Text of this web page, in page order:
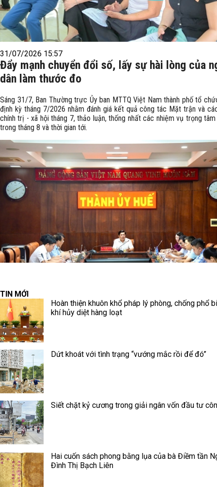
31/07/2026 15:57
Đẩy mạnh chuyển đổi số, lấy sự hài lòng của
dân làm thước đo
Sáng 31/7, Ban Thường trực Ủy ban MTTQ Việt Nam thành phố tổ
định kỳ tháng 7/2026 nhằm đánh giá kết quả công tác Mặt trận và
chính trị - xã hội tháng 7, thảo luận, thống nhất các nhiệm vụ trọng
trong tháng 8 và thời gian tới.
TIN MỚI
Hoàn thiện khuôn khổ pháp lý phòng, chống phổ
khí hủy diệt hàng loạt
Dứt khoát với tình trạng “vướng mắc rồi để đó”
Siết chặt kỷ cương trong giải ngân vốn đầu tư
Hai cuốn sách phong bằng lụa của bà Điềm tần
Đình Thị Bạch Liên